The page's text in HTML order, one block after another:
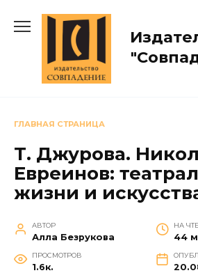
содержанию
ГЛАВНАЯ СТРАНИЦА
Т. Джурова.
Евреинов:
жизни и
АВТОР
Алла Безрукова
НА
44
ПРОСМОТРОВ
1.6к.